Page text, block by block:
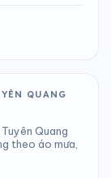
QUANG
Quang
theo áo mưa,